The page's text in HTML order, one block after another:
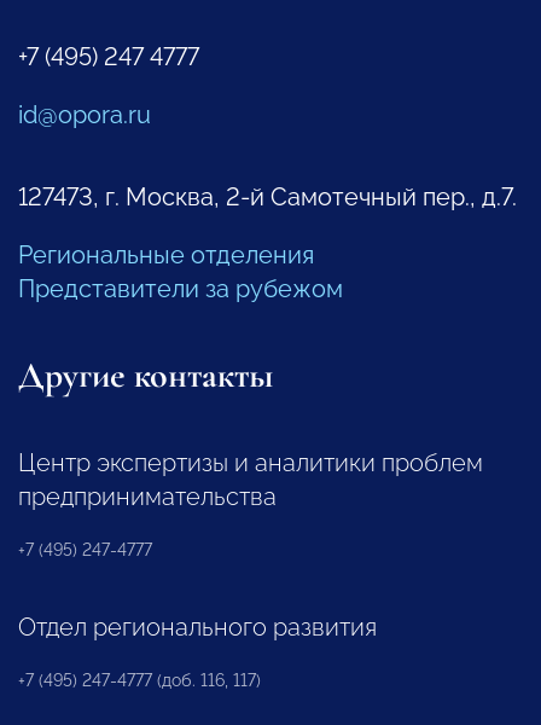
+7 (495) 247 4777
id@opora.ru
127473, г. Москва, 2-й Самотечный пер., д.7.
Региональные отделения
Представители за рубежом
Другие контакты
Центр экспертизы и аналитики проблем
предпринимательства
+7 (495) 247-4777
Отдел регионального развития
+7 (495) 247-4777 (доб. 116, 117)